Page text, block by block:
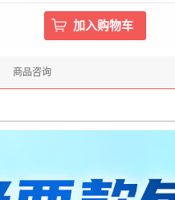
商品咨询